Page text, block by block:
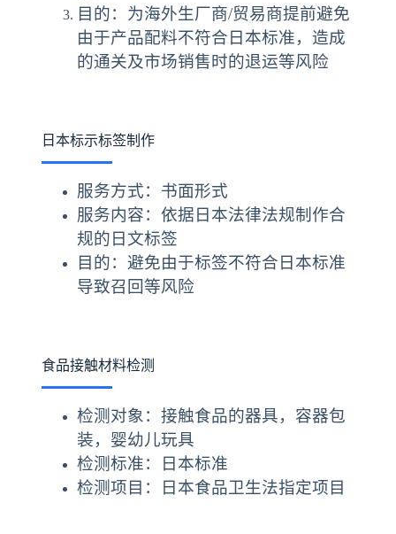
目的：为海外生厂商/贸易商提前避免
由于产品配料不符合日本标准，造成
的通关及市场销售时的退运等风险
日本标示标签制作
服务方式：书面形式
服务内容：依据日本法律法规制作合
规的日文标签
目的：避免由于标签不符合日本标准
导致召回等风险
食品接触材料检测
检测对象：接触食品的器具，容器包
装，婴幼儿玩具
检测标准：日本标准
检测项目：日本食品卫生法指定项目